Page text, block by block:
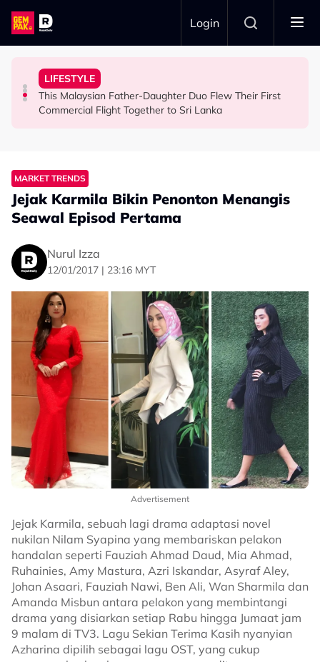
Skip to main content
Login
LIFESTYLE
13 Things You Should Never Do During the Hungry
Ghost Festival That Many People Still Believe Today
NEWS
Passenger Sparks Panic After Trying to Open
Emergency Exit Door on Batik Air Flight from KL to Kochi
LIFESTYLE
This Malaysian Father-Daughter Duo Flew Their First
Commercial Flight Together to Sri Lanka
SOCIAL MEDIA BUZZ
When and Where Can You Bring Your Pet Dog? Two
Viral Incidents Spark Debate Among Malaysians
MARKET TRENDS
Jejak Karmila Bikin Penonton Menangis
Seawal Episod Pertama
Nurul Izza
12/01/2017 | 23:16 MYT
Advertisement
Jejak Karmila, sebuah lagi drama adaptasi novel
nukilan Nilam Syapina yang membariskan pelakon
handalan seperti Fauziah Ahmad Daud, Mia Ahmad,
Ruhainies, Amy Mastura, Azri Iskandar, Asyraf Aley,
Johan Asaari, Fauziah Nawi, Ben Ali, Wan Sharmila dan
Amanda Misbun antara pelakon yang membintangi
drama yang disiarkan setiap Rabu hingga Jumaat jam
9 malam di TV3. Lagu Sekian Terima Kasih nyanyian
Azharina dipilih sebagai lagu OST, yang cukup